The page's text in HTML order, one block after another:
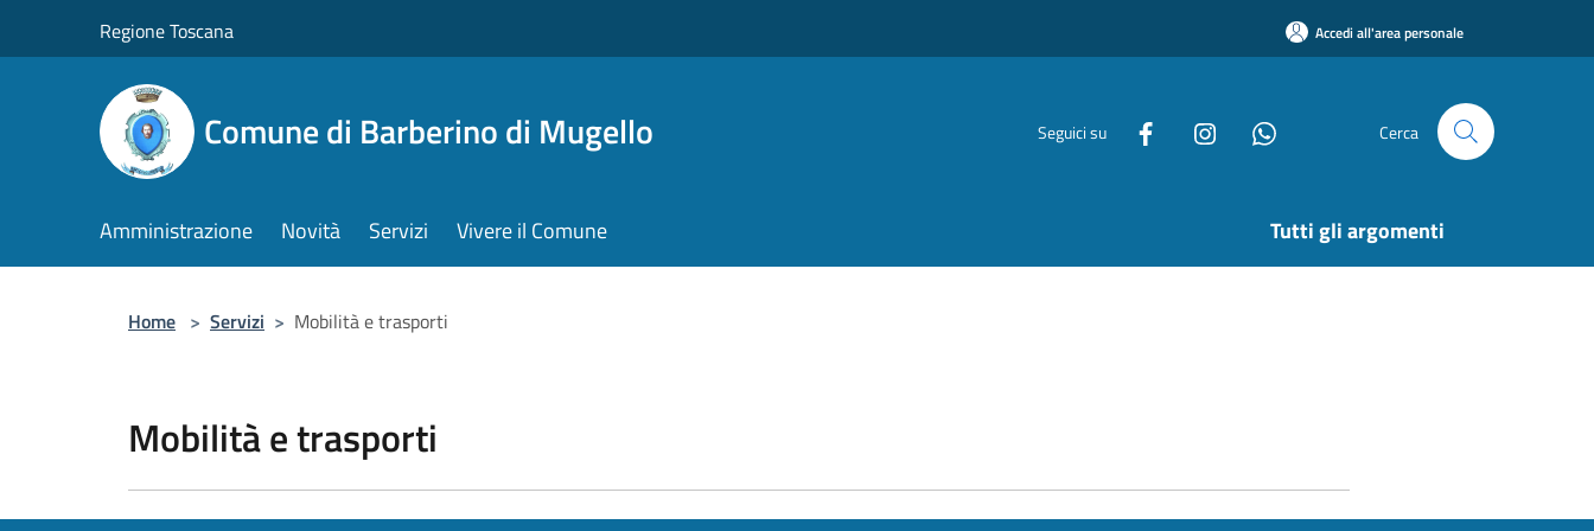
Regione Toscana Accedi all'area personale
Comune di Barberino di Mugello Seguici su Cerca
Amministrazione Novità Servizi Vivere il Comune Tutti gli argomenti
Home > Servizi > Mobilità e trasporti
Mobilità e trasporti